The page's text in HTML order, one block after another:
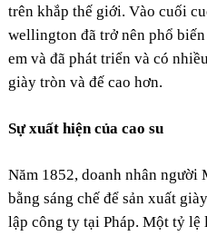
trên khắp thế giới. Vào cuối
wellington đã trở nên phổ
em và đã phát triển và có
giày tròn và đế cao hơn.
Sự xuất hiện của cao su
Năm 1852, doanh nhân người
bằng sáng chế để sản xuất
lập công ty tại Pháp. Một tỷ